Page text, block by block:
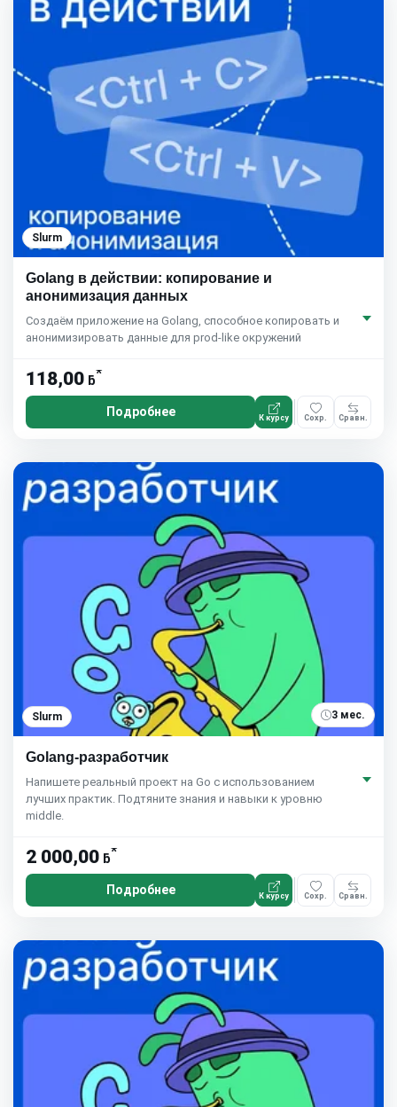
Slurm
Golang в действии: копирование и
анонимизация данных
Создаём приложение на Golang, способное копировать и
анонимизировать данные для prod-like окружений
118,00 ƃ*
Подробнее К курсу Сохр. Сравн.
Slurm 3 мес.
Golang-разработчик
Напишете реальный проект на Go с использованием
лучших практик. Подтяните знания и навыки к уровню
middle.
2 000,00 ƃ*
Подробнее К курсу Сохр. Сравн.